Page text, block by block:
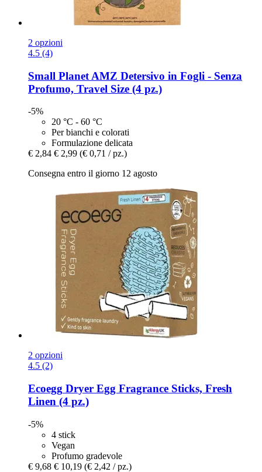
2 opzioni
4.5 (4)
Small Planet AMZ Detersivo in Fogli -​ Senza
Profumo, Travel Size (4 pz.)
-5%
20 °C - 60 °C
Per bianchi e colorati
Formulazione delicata
€ 2,84 € 2,99 (€ 0,71 / pz.)
Consegna entro il giorno 12 agosto
2 opzioni
4.5 (2)
Ecoegg Dryer Egg Fragrance Sticks, Fresh
Linen (4 pz.)
-5%
4 stick
Vegan
Profumo gradevole
€ 9,68 € 10,19 (€ 2,42 / pz.)